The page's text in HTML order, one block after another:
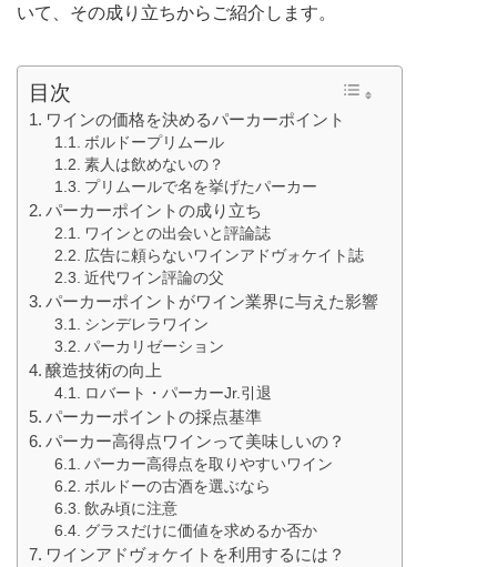
いて、その成り立ちからご紹介します。
目次
ワインの価格を決めるパーカーポイント
ボルドープリムール
素人は飲めないの？
プリムールで名を挙げたパーカー
パーカーポイントの成り立ち
ワインとの出会いと評論誌
広告に頼らないワインアドヴォケイト誌
近代ワイン評論の父
パーカーポイントがワイン業界に与えた影響
シンデレラワイン
パーカリゼーション
醸造技術の向上
ロバート・パーカーJr.引退
パーカーポイントの採点基準
パーカー高得点ワインって美味しいの？
パーカー高得点を取りやすいワイン
ボルドーの古酒を選ぶなら
飲み頃に注意
グラスだけに価値を求めるか否か
ワインアドヴォケイトを利用するには？